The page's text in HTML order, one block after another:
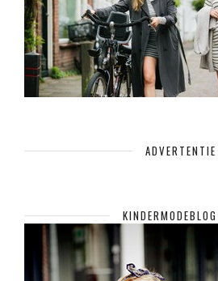
ADVERTENTIE